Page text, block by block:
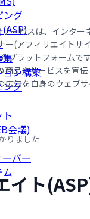
ング
集
ン構築
ング
会議)
バー
ム
ービスは、インター
ー(アフィリエイトサ
プラットフォームで
商品やサービスを宣
広告を自身のウェブ
りました
イト